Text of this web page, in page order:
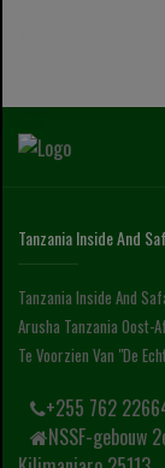
Tanzania Inside And
Tanzania Inside And
Arusha Tanzania Oost-
Te Voorzien Van "de
+255 762
NSSF-gebouw